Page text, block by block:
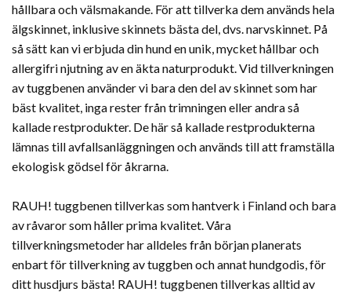
hållbara och välsmakande. För att tillverka dem används hela
älgskinnet, inklusive skinnets bästa del, dvs. narvskinnet. På
så sätt kan vi erbjuda din hund en unik, mycket hållbar och
allergifri njutning av en äkta naturprodukt. Vid tillverkningen
av tuggbenen använder vi bara den del av skinnet som har
bäst kvalitet, inga rester från trimningen eller andra så
kallade restprodukter. De här så kallade restprodukterna
lämnas till avfallsanläggningen och används till att framställa
ekologisk gödsel för åkrarna.
RAUH! tuggbenen tillverkas som hantverk i Finland och bara
av råvaror som håller prima kvalitet. Våra
tillverkningsmetoder har alldeles från början planerats
enbart för tillverkning av tuggben och annat hundgodis, för
ditt husdjurs bästa! RAUH! tuggbenen tillverkas alltid av